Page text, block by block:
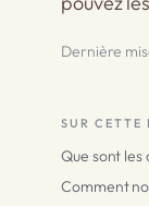
Dernière
SUR CETTE
Que sont les
Comment